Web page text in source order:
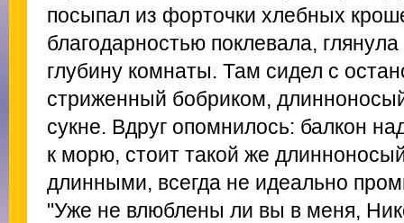
посыпал из форточки хлебных
благодарностью поклевала,
глубину комнаты. Там сидел с
стриженный бобриком,
сукне. Вдруг опомнилось: балкон
к морю, стоит такой же
длинными, всегда не идеально
"Уже не влюблены ли вы в меня,